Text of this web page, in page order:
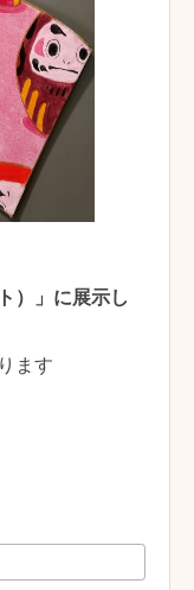
）」に展示し
ます